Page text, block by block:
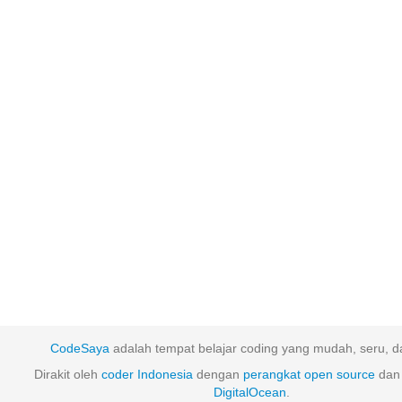
CodeSaya adalah tempat belajar coding yang mudah, seru,
Dirakit oleh coder Indonesia dengan perangkat open source
DigitalOcean